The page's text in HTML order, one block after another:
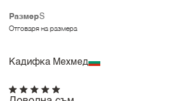
РазмерS
Отговаря на размера
Кадифка Мехмед